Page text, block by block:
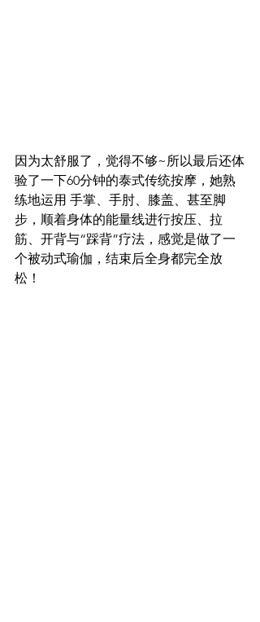
因为太舒服了，觉得不够~所以最后还体
验了一下60分钟的泰式传统按摩，她熟
练地运用 手掌、手肘、膝盖、甚至脚
步，顺着身体的能量线进行按压、拉
筋、开背与“踩背”疗法，感觉是做了一
个被动式瑜伽，结束后全身都完全放
松！